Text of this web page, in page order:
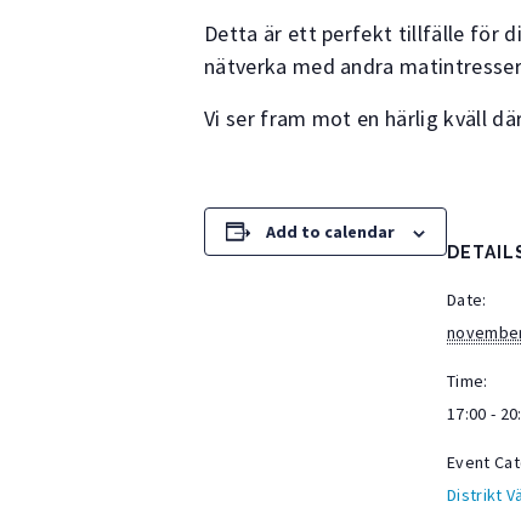
Detta är ett perfekt tillfälle för
nätverka med andra
Vi ser fram mot en härlig kväll
Add to calendar
Date:
Time:
17:00 -
Event
Distrikt